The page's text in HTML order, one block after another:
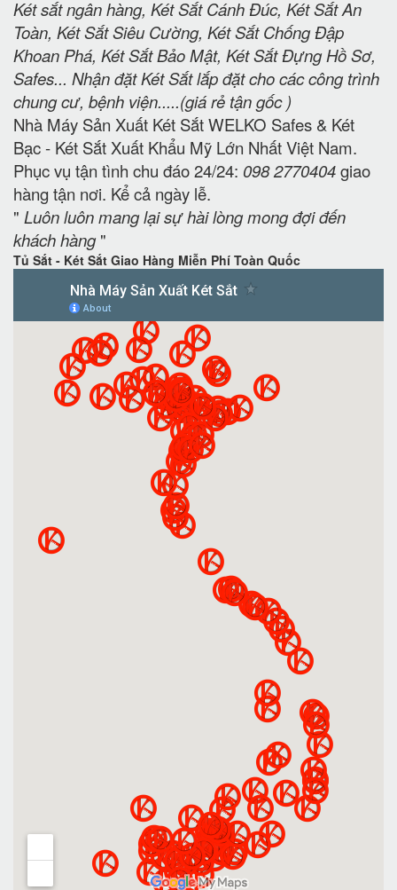
Két sắt ngân hàng, Két Sắt Cánh Đúc, Két Sắt An
Toàn, Két Sắt Siêu Cường, Két Sắt Chống Đập
Khoan Phá, Két Sắt Bảo Mật, Két Sắt Đựng Hồ Sơ,
Safes... Nhận đặt Két Sắt lắp đặt cho các công trình
chung cư, bệnh viện.....(giá rẻ tận gốc )
Nhà Máy Sản Xuất Két Sắt WELKO Safes & Két
Bạc - Két Sắt Xuất Khẩu Mỹ Lớn Nhất Việt Nam.
Phục vụ tận tình chu đáo 24/24: 098 2770404giao
hàng tận nơi. Kể cả ngày lễ.
" Luôn luôn mang lại sự hài lòng mong đợi đến
khách hàng"
Tủ Sắt - Két Sắt Giao Hàng Miễn Phí Toàn Quốc